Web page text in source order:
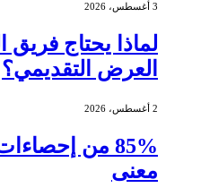
3 أغسطس، 2026
لماذا يحتاج فريق
العرض التقديمي؟
2 أغسطس، 2026
85% من
معنى